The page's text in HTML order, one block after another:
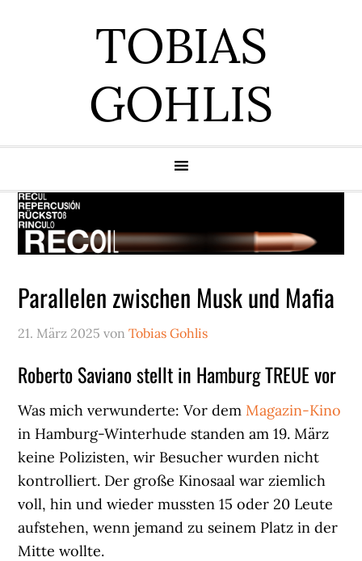
TOBIAS
GOHLIS
Parallelen zwischen Musk und Mafia
21. März 2025 vonTobias Gohlis
Roberto Saviano stellt in Hamburg TREUE vor
Was mich verwunderte: Vor demMagazin-Kino
in Hamburg-Winterhude standen am 19. März
keine Polizisten, wir Besucher wurden nicht
kontrolliert. Der große Kinosaal war ziemlich
voll, hin und wieder mussten 15 oder 20 Leute
aufstehen, wenn jemand zu seinem Platz in der
Mitte wollte.